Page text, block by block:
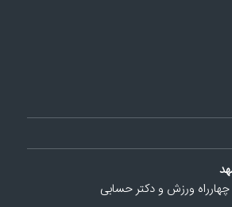
ورزش و دکتر حسابی